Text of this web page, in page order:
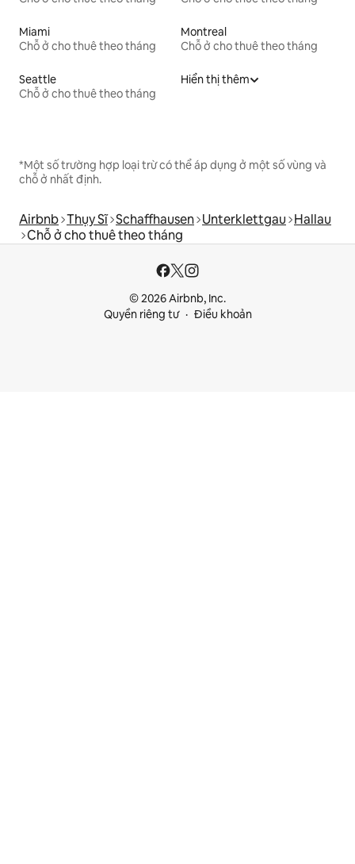
Miami
Chỗ ở cho thuê theo tháng
Montreal
Chỗ ở cho thuê theo tháng
Seattle
Chỗ ở cho thuê theo tháng
Hiển thị thêm
*Một số trường hợp loại trừ có thể áp dụng ở một số vùng và
chỗ ở nhất định.
Airbnb Thụy Sĩ Schaffhausen Unterklettgau Hallau
Chỗ ở cho thuê theo tháng
© 2026 Airbnb, Inc.
Quyền riêng tư
Điều khoản